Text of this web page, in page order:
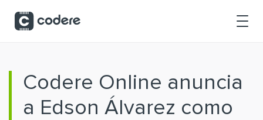
Codere Online anuncia
a Edson Álvarez como